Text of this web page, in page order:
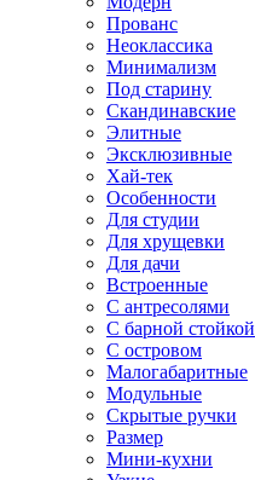
Прованс
Неоклассика
Минимализм
Под старину
Скандинавские
Элитные
Эксклюзивные
Хай-тек
Особенности
Для студии
Для хрущевки
Для дачи
Встроенные
С антресолями
С барной стойкой
С островом
Малогабаритные
Модульные
Скрытые ручки
Размер
Мини-кухни